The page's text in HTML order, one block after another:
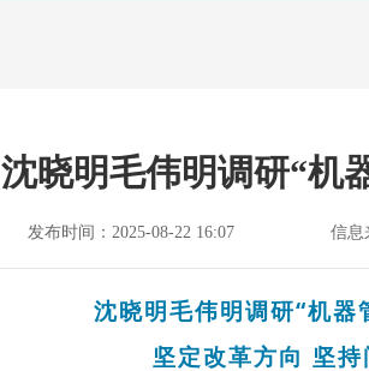
沈晓明毛伟明调研“机
发布时间：2025-08-22 16:07 信息
沈晓明毛伟明调研“机器
坚定改革方向 坚持